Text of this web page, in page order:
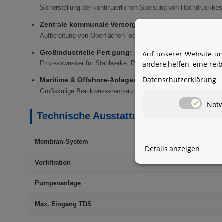
Sicherstellung der kontinuierlichen Speisung von
Zentrale kommunale Versorgungszentren:
Aufbereitung von Oberflächen- oder Brunnenwasser zur
Großindustrielle Fertigung:
Prozesswasser für Stahlwerke, Papierfabriken oder
Maritime & Offshore-Anlagen:
Großskalige Brackwasserentsalzung zur Schaffung autarker
Technische Ausstattung der
Membran-System
Vorfiltration
Pumpenanlage
Max. Eingang TDS
Auf unserer Website
andere helfen, eine
Datenschutzerklärung
Details anzeigen